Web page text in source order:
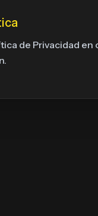
de Privacidad